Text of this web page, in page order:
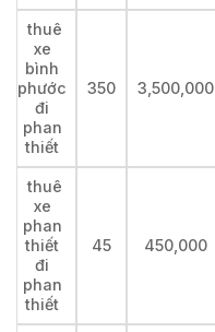
thuê
xe
bình
phước
đi
phan
thiết
350 3,500,000
thuê
xe
phan
thiết
đi
phan
thiết
45 450,000